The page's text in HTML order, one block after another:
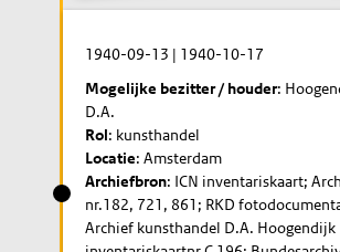
1940-09-13 | 1940-10-17
Mogelijke bezitter / houder:
D.A.
Rol: kunsthandel
Locatie: Amsterdam
Archiefbron: ICN inventariskaart;
nr.182, 721, 861; RKD
Archief kunsthandel D.A. Hoogendijk